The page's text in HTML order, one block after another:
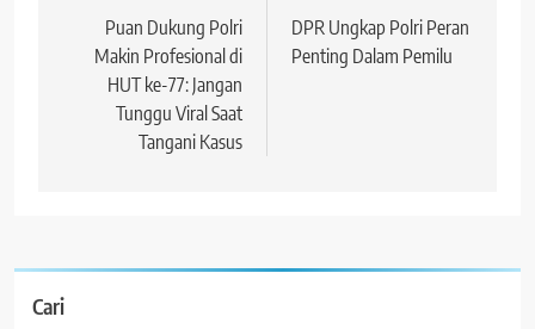
Puan Dukung Polri
Makin Profesional di
HUT ke-77: Jangan
Tunggu Viral Saat
Tangani Kasus
DPR Ungkap Polri Peran
Penting Dalam Pemilu
Cari